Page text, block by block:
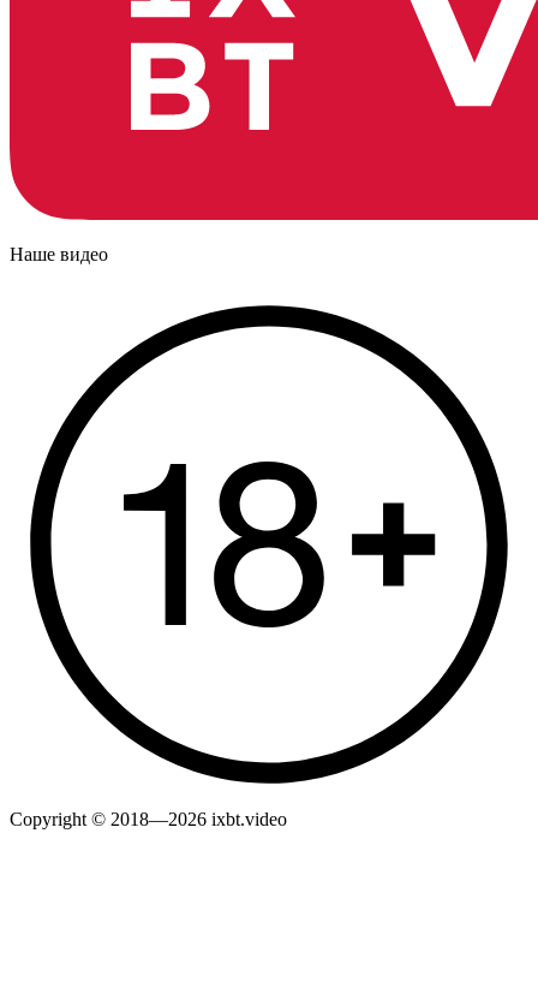
Наше видео
Copyright © 2018—2026 ixbt.video